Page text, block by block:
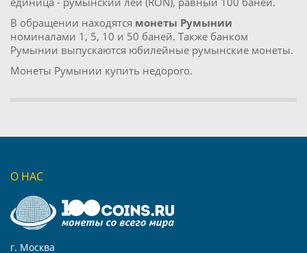
В обращении находятся монеты Румынии
номиналами 1, 5, 10 и 50 баней. Также банком
Румынии выпускаются юбилейные румынские монеты.
Монеты Румынии купить недорого.
О НАС
г. Москва